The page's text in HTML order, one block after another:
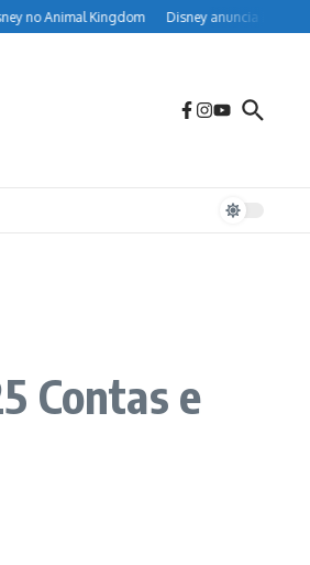
Animal Kingdom Disney anuncia ingresso
Contas e